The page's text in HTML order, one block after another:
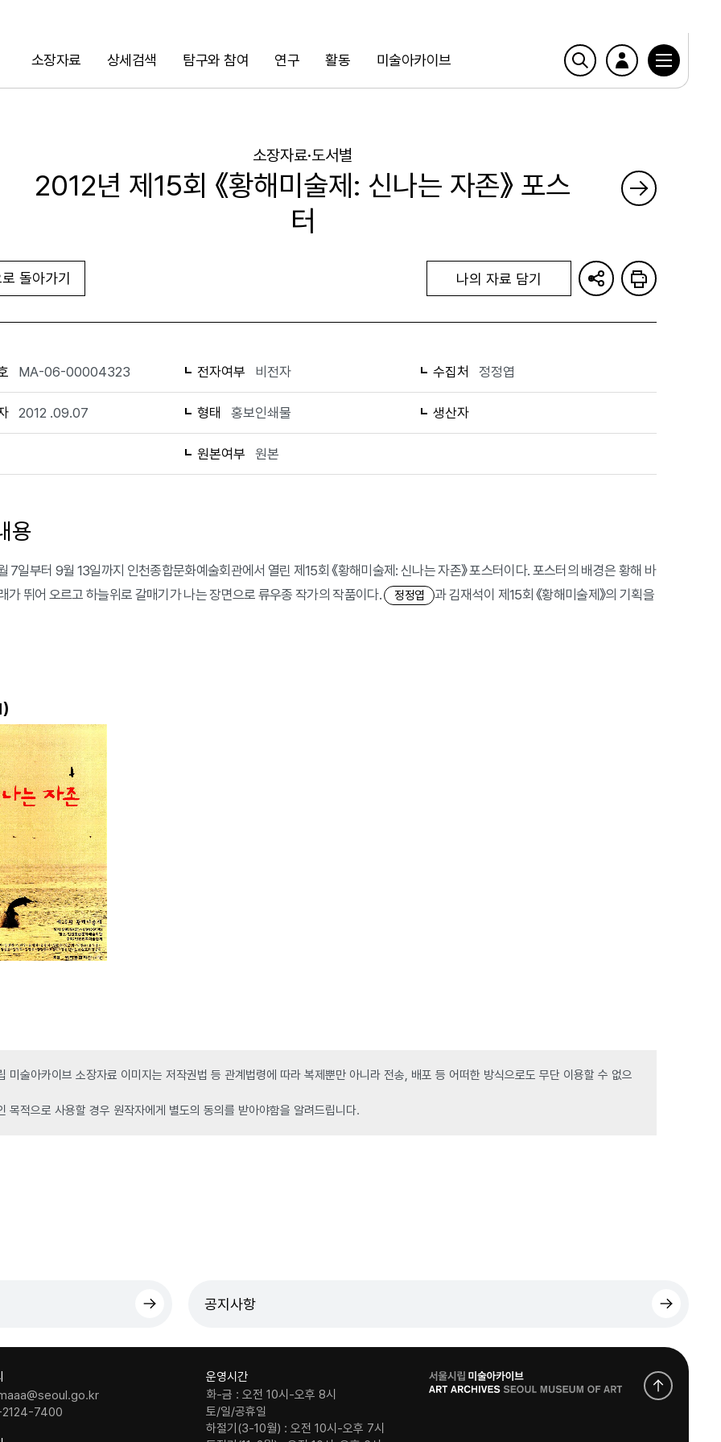
소장자료 상세검색 탐구와 참여 연구 활동 미술아카이브
검색
소장자료·도서별
2012년 제15회 《황해미술제: 신나는 자존》 포스
터
돌아가기 나의 자료 담기
MA-06-00004323 전자여부 비전자 수집처 정정엽
2012 .09.07 형태 홍보인쇄물 생산자
원본여부 원본
용
7일부터 9월 13일까지 인천종합문화예술회관에서 열린 제15회 《황해미술제: 신나는 자존》 포스터이다. 포스터의 배경은 황해 바
가 뛰어 오르고 하늘위로 갈매기가 나는 장면으로 류우종 작가의 작품이다.
정정엽 과 김재석이 제15회 《황해미술제》의 기획을
)
미술아카이브 소장자료 이미지는 저작권법 등 관계법령에 따라 복제뿐만 아니라 전송, 배포 등 어떠한 방식으로도 무단 이용할 수 없으
목적으로 사용할 경우 원작자에게 별도의 동의를 받아야함을 알려드립니다.
공지사항
7400
운영시간
화-금 : 오전 10시-오후 8시
토/일/공휴일
하절기(3-10월) : 오전 10시-오후 7시
로
고